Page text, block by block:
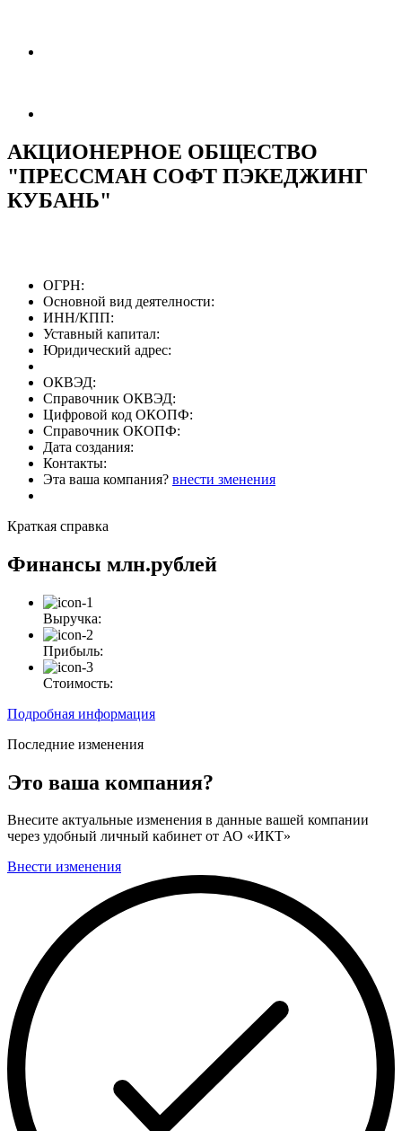
АКЦИОНЕРНОЕ ОБЩЕСТВО
"ПРЕССМАН СОФТ ПЭКЕДЖИНГ
КУБАНЬ"
ОГРН:
Основной вид деятелности:
ИНН/КПП:
Уставный капитал:
Юридический адрес:
ОКВЭД:
Справочник ОКВЭД:
Цифровой код ОКОПФ:
Справочник ОКОПФ:
Дата создания:
Контакты:
Эта ваша компания? внести зменения
Краткая справка
Финансы млн.рублей
Выручка:
Прибыль:
Стоимость:
Подробная информация
Последние изменения
Это ваша компания?
Внесите актуальные изменения в данные вашей компании
через удобный личный кабинет от АО «ИКТ»
Внести изменения